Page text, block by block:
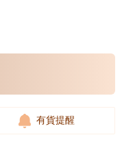
有貨提醒